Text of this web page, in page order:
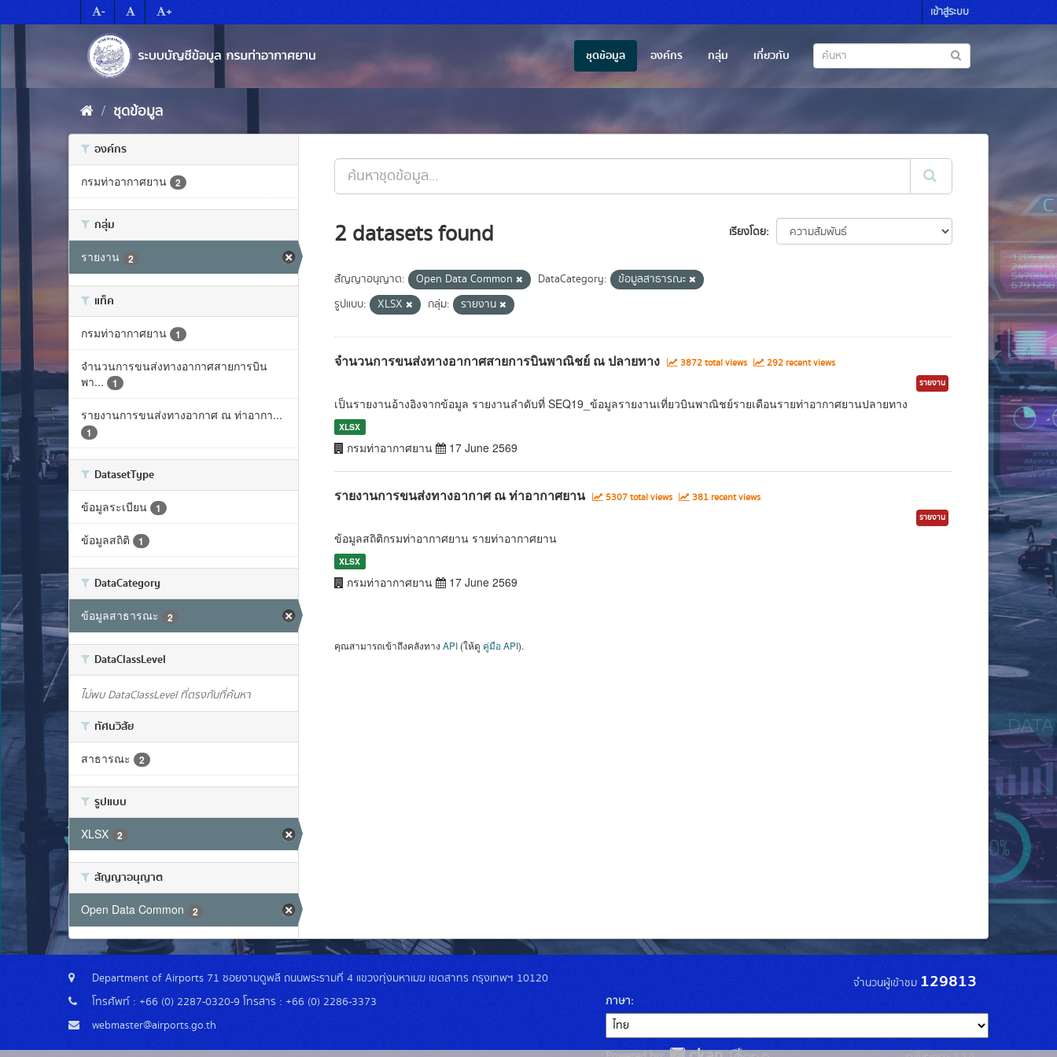
to
- + เข้าสู่ระบบ
ชุดข้อมูล องค์กร กลุ่ม เกี่ยวกับ
ชุดข้อมูล
องค์กร
กรมท่าอากาศยาน 2
กลุ่ม
รายงาน 2
แท็ค
กรมท่าอากาศยาน 1
จำนวนการขนส่งทางอากาศสายการบิน
พา...
1
รายงานการขนส่งทางอากาศ ณ ท่าอากา...
1
DatasetType
ข้อมูลระเบียน 1
ข้อมูลสถิติ 1
DataCategory
ข้อมูลสาธารณะ 2
DataClassLevel
ไม่พบ DataClassLevel ที่ตรงกับที่ค้นหา
ทัศนวิสัย
สาธารณะ 2
รูปแบบ
XLSX 2
สัญญาอนุญาต
Open Data Common 2
เรียงโดย
2 datasets found
สัญญาอนุญาต: Open Data Common DataCategory:
ข้อมูลสาธารณะ
รูปแบบ:
XLSX กลุ่ม: รายงาน
จำนวนการขนส่งทางอากาศสายการบินพาณิชย์ ณ ปลายทาง 3872 total views 292 recent views
รายงาน
เป็นรายงานอ้างอิงจากข้อมูล รายงานลำดับที่ SEQ19_ข้อมูลรายงานเที่ยวบินพาณิชย์รายเดือนรายท่าอากาศยานปลายทาง
XLSX
กรมท่าอากาศยาน 17 June 2569
รายงานการขนส่งทางอากาศ ณ ท่าอากาศยาน 5307 total views 381 recent views
รายงาน
ข้อมูลสถิติกรมท่าอากาศยาน รายท่าอากาศยาน
XLSX
กรมท่าอากาศยาน 17 June 2569
คุณสามารถเข้าถึงคลังทาง API (ให้ดู คู่มือ API).
Department of Airports 71 ซอยงามดูพลี ถนนพระรามที่ 4 แขวงทุ่งมหาเมฆ เขตสาทร กรุงเทพฯ 10120
โทรศัพท์ : +66 (0) 2287-0320-9 โทรสาร : +66 (0) 2286-3373
webmaster@airports.go.th
จำนวนผู้เข้าชม 129813
ภาษา